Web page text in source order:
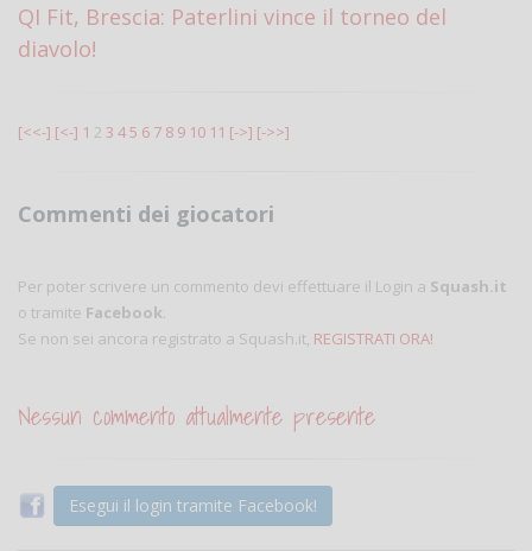
QI Fit, Brescia: Paterlini vince il torneo del
diavolo!
[<<-] [<-] 1 2 3 45 6 7 8 9 10 11 [->] [->>]
Commenti dei giocatori
Per poter scrivere un commento devi effettuare il Login a Squash.it
o tramite Facebook.
Se non sei ancora registrato a Squash.it, REGISTRATI ORA!
Nessun commento attualmente presente
Esegui il login tramite Facebook!